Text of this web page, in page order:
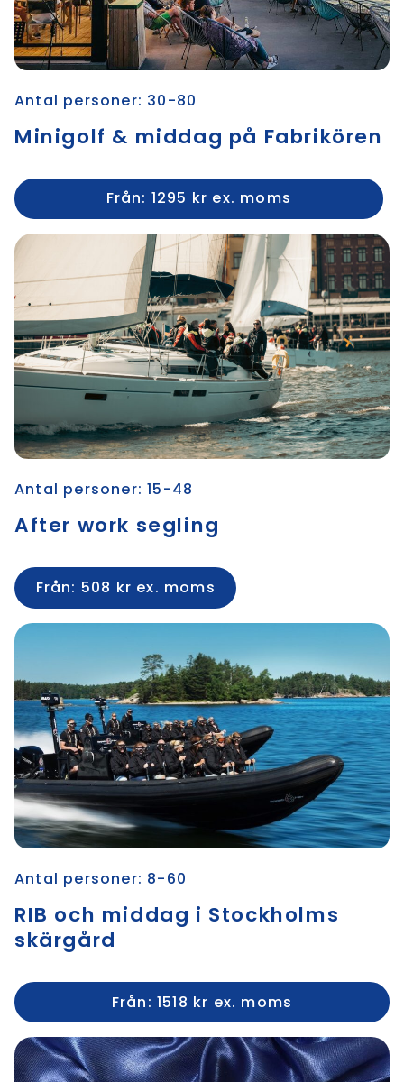
Antal personer: 30-80
Minigolf & middag på Fabrikören
Från: 1295 kr ex. moms
Antal personer: 15-48
After work segling
Från: 508 kr ex. moms
Antal personer: 8-60
RIB och middag i Stockholms
skärgård
Från: 1518 kr ex. moms